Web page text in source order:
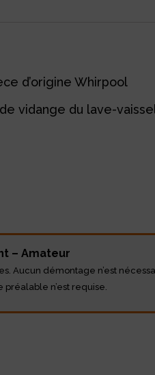
d’origine Whirpool
vidange du lave-
– Amateur
Aucun démontage n’est
n’est requise.